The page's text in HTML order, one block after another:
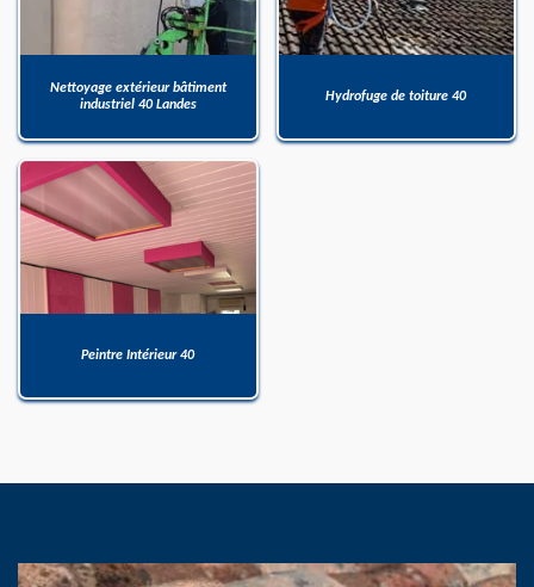
Nettoyage extérieur bâtiment
industriel 40 Landes
Hydrofuge de toiture 40
Peintre Intérieur 40